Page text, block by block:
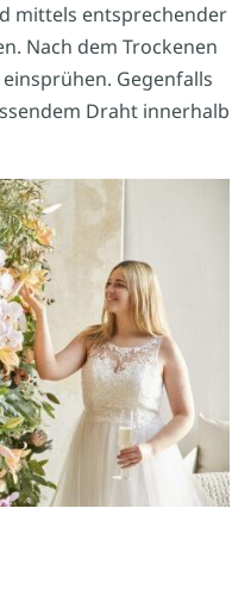
mittels entsprechender
Nach dem Trockenen
Gegenfalls
Draht innerhalb